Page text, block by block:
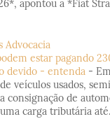
apontou a *Fiat
Advocacia
estar pagando
devido - entenda -
veículos usados,
consignação de
carga tributária